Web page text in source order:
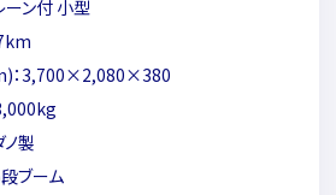
ーン付 小型
：3,700×2,080×380
ノ製
ブーム